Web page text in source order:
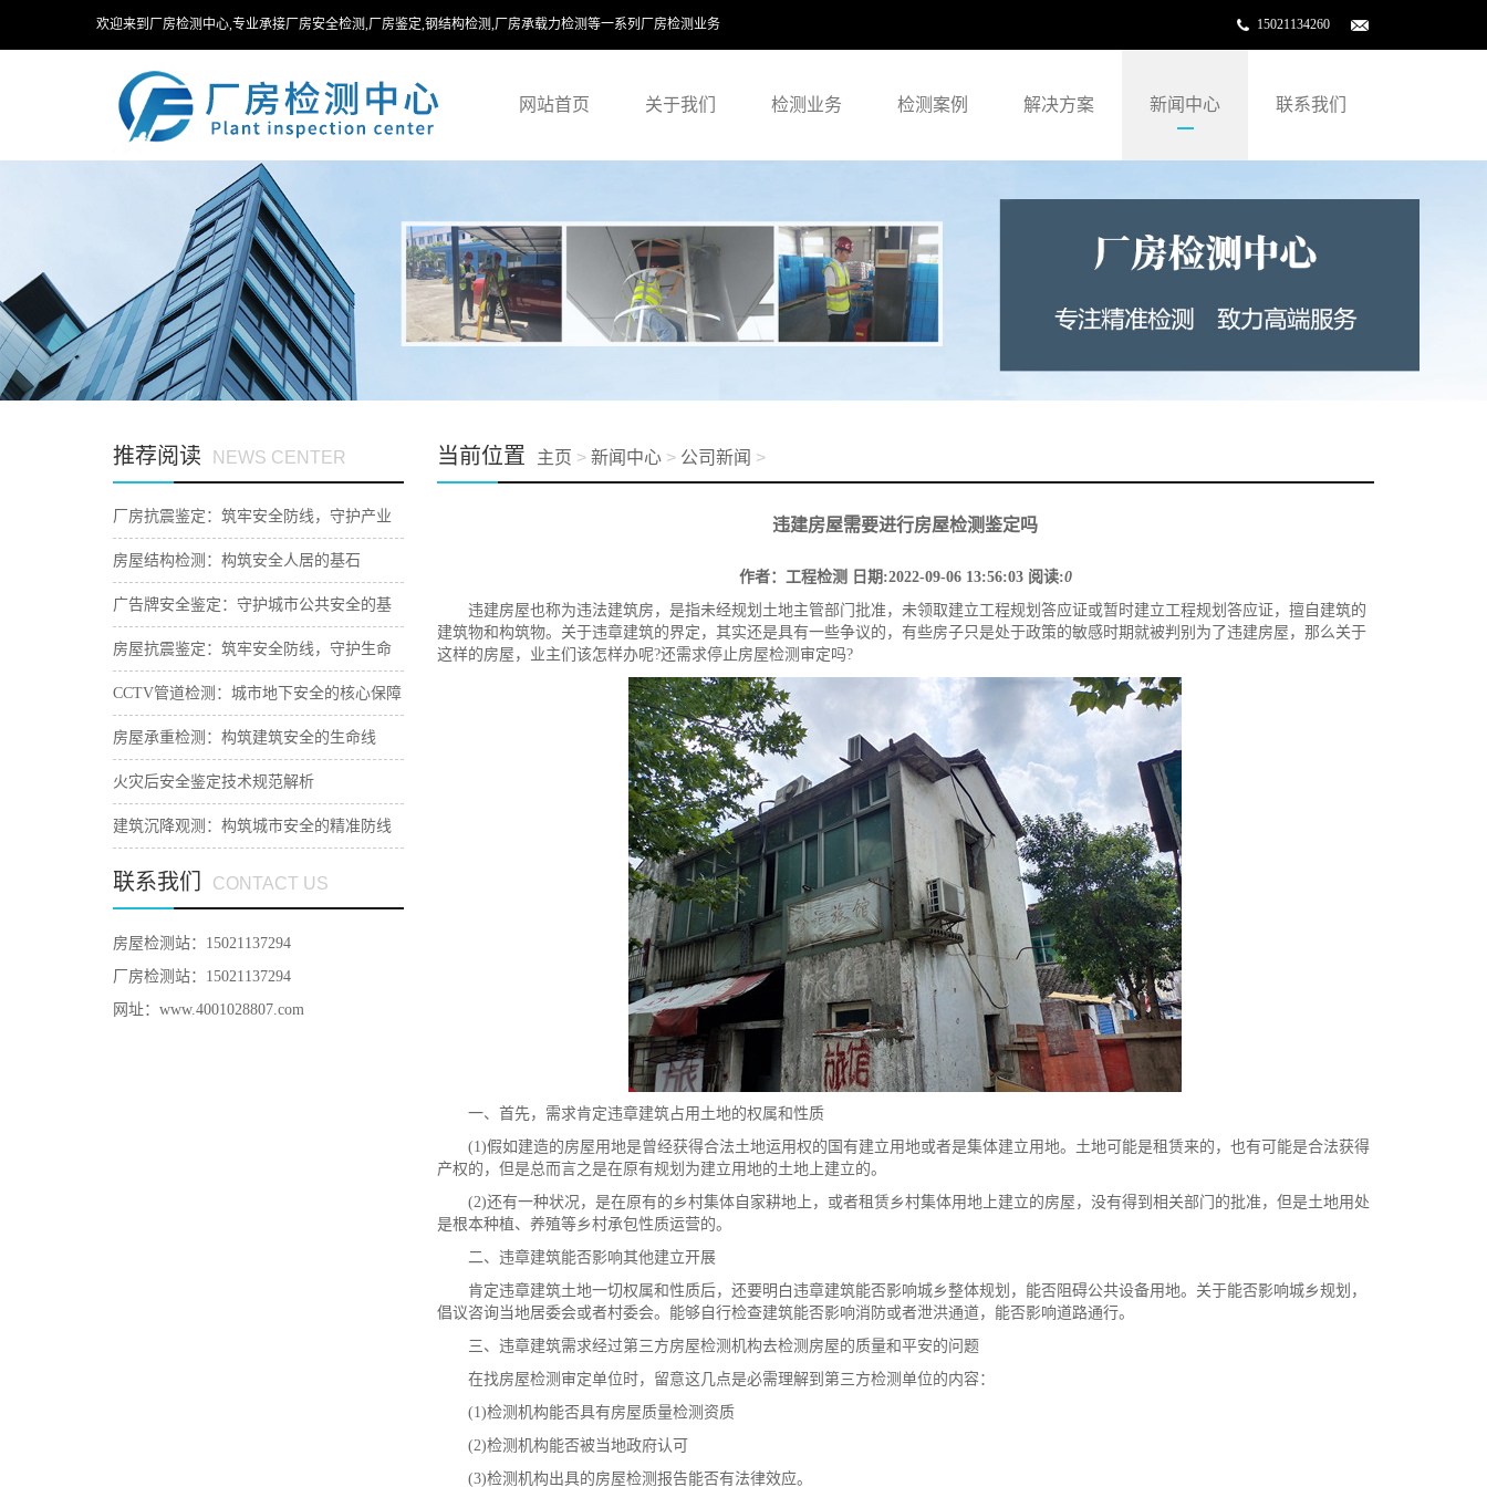
欢迎来到厂房检测中心,专业承接厂房安全检测,厂房鉴定,钢结构检测,厂房承载力检测等一系列厂房检测业务 15021134260
网站首页 关于我们 检测业务 检测案例 解决方案 新闻中心 联系我们
当前位置 主页 > 新闻中心> 公司新闻 >
违建房屋需要进行房屋检测鉴定吗
作者：工程检测 日期:2022-09-06 13:56:03 阅读:0
违建房屋也称为违法建筑房，是指未经规划土地主管部门批准，未领取建立工程规划答应证或暂时建立工程规划答应证，擅自建筑的
建筑物和构筑物。关于违章建筑的界定，其实还是具有一些争议的，有些房子只是处于政策的敏感时期就被判别为了违建房屋，那么关于
这样的房屋，业主们该怎样办呢?还需求停止房屋检测审定吗?
一、首先，需求肯定违章建筑占用土地的权属和性质
(1)假如建造的房屋用地是曾经获得合法土地运用权的国有建立用地或者是集体建立用地。土地可能是租赁来的，也有可能是合法获得
产权的，但是总而言之是在原有规划为建立用地的土地上建立的。
(2)还有一种状况，是在原有的乡村集体自家耕地上，或者租赁乡村集体用地上建立的房屋，没有得到相关部门的批准，但是土地用处
是根本种植、养殖等乡村承包性质运营的。
二、违章建筑能否影响其他建立开展
肯定违章建筑土地一切权属和性质后，还要明白违章建筑能否影响城乡整体规划，能否阻碍公共设备用地。关于能否影响城乡规划，
倡议咨询当地居委会或者村委会。能够自行检查建筑能否影响消防或者泄洪通道，能否影响道路通行。
三、违章建筑需求经过第三方房屋检测机构去检测房屋的质量和平安的问题
在找房屋检测审定单位时，留意这几点是必需理解到第三方检测单位的内容：
(1)检测机构能否具有房屋质量检测资质
(2)检测机构能否被当地政府认可
(3)检测机构出具的房屋检测报告能否有法律效应。
推荐阅读 NEWS CENTER
‌厂房抗震鉴定：筑牢安全防线，守护产业
根基
‌房屋结构检测：构筑安全人居的基石
广告牌安全鉴定：守护城市公共安全的基
石
房屋抗震鉴定：筑牢安全防线，守护生命
财产安全
‌CCTV管道检测：城市地下安全的核心保障
房屋承重检测：构筑建筑安全的生命线
火灾后安全鉴定技术规范解析
建筑沉降观测：构筑城市安全的精准防线
联系我们 CONTACT US
房屋检测站：15021137294
厂房检测站：15021137294
网址：www.4001028807.com